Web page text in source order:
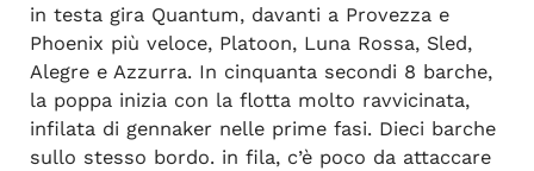
in testa gira Quantum, davanti a Provezza e
Phoenix più veloce, Platoon, Luna Rossa, Sled,
Alegre e Azzurra. In cinquanta secondi 8 barche,
la poppa inizia con la flotta molto ravvicinata,
infilata di gennaker nelle prime fasi. Dieci barche
sullo stesso bordo. in fila, c’è poco da attaccare